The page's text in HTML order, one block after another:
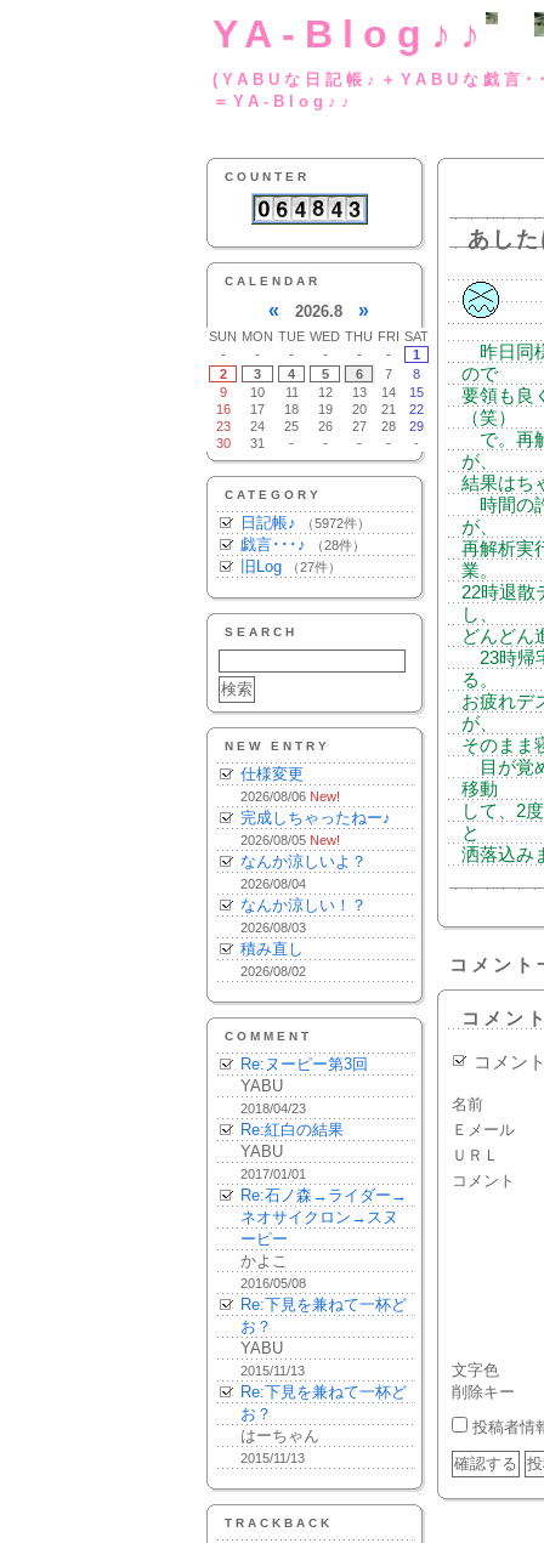
YA-Blog♪♪
(YABUな日記帳♪
＝YA-Blog♪♪
COUNTER
CALENDAR
« 2026.8 »
SUN MON TUE WED THU FRI SAT
-
- - - - -
1
2
3 4 5 6 7
8
9
10 11 12 13 14
15
16
17 18 19 20 21
22
23
24 25 26 27 28
29
30
31 - - - - -
CATEGORY
日記帳♪ （5972件）
戯言･･･♪ （28件）
旧Log （27件）
SEARCH
NEW ENTRY
仕様変更
2026/08/06 New!
完成しちゃったねー♪
2026/08/05 New!
なんか涼しいよ？
2026/08/04
なんか涼しい！？
2026/08/03
積み直し
2026/08/02
COMMENT
Re:ヌーピー第3回
YABU
2018/04/23
Re:紅白の結果
YABU
2017/01/01
Re:石ノ森→ライダー→
ネオサイクロン→スヌ
ーピー
かよこ
2016/05/08
Re:下見を兼ねて一杯ど
お？
YABU
2015/11/13
Re:下見を兼ねて一杯ど
お？
はーちゃん
2015/11/13
TRACKBACK
あし
昨日同
ので
要領も良
（笑）
で。再
が、
結果はち
時間の
が、
再解析実
業。
22時退散
し、
どんどん
23時帰
る。
お疲れデ
が、
そのまま
目が覚
移動
して、2
と
洒落込み
コメント
コメン
コメン
名前
Ｅメール
ＵＲＬ
コメント
文字色
削除キー
投稿者情